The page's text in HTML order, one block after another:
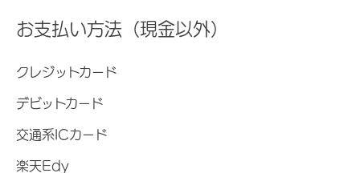
お支払い方法（現金以外）
クレジットカード
デビットカード
交通系ICカード
楽天Edy